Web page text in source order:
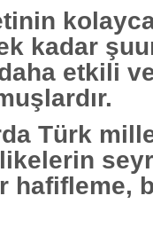
kadar
etkili
Türk
hafifleme,